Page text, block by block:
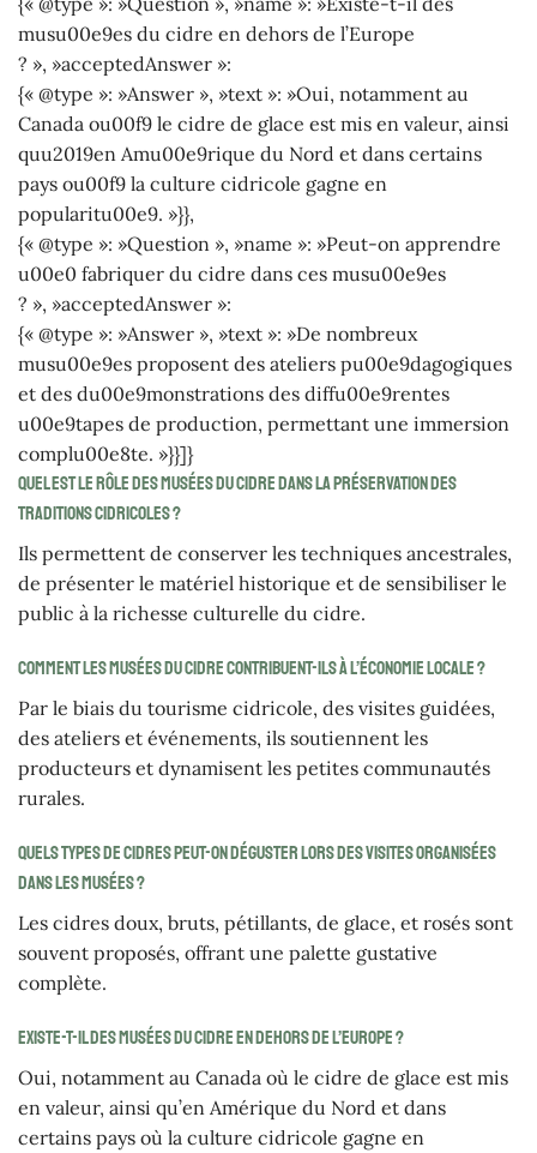
musu00e9es du cidre en dehors de l’Europe
? », »acceptedAnswer »:
{« @type »: »Answer », »text »: »Oui, notamment au
Canada ou00f9 le cidre de glace est mis en valeur, ainsi
quu2019en Amu00e9rique du Nord et dans certains
pays ou00f9 la culture cidricole gagne en
popularitu00e9. »}},
{« @type »: »Question », »name »: »Peut-on apprendre
u00e0 fabriquer du cidre dans ces musu00e9es
? », »acceptedAnswer »:
{« @type »: »Answer », »text »: »De nombreux
musu00e9es proposent des ateliers pu00e9dagogiques
et des du00e9monstrations des diffu00e9rentes
u00e9tapes de production, permettant une immersion
complu00e8te. »}}]}
Quel est le rôle des musées du cidre dans la préservation des
traditions cidricoles ?
Ils permettent de conserver les techniques ancestrales,
de présenter le matériel historique et de sensibiliser le
public à la richesse culturelle du cidre.
Comment les musées du cidre contribuent-ils à l’économie locale ?
Par le biais du tourisme cidricole, des visites guidées,
des ateliers et événements, ils soutiennent les
producteurs et dynamisent les petites communautés
rurales.
Quels types de cidres peut-on déguster lors des visites organisées
dans les musées ?
Les cidres doux, bruts, pétillants, de glace, et rosés sont
souvent proposés, offrant une palette gustative
complète.
Existe-t-il des musées du cidre en dehors de l’Europe ?
Oui, notamment au Canada où le cidre de glace est mis
en valeur, ainsi qu’en Amérique du Nord et dans
certains pays où la culture cidricole gagne en